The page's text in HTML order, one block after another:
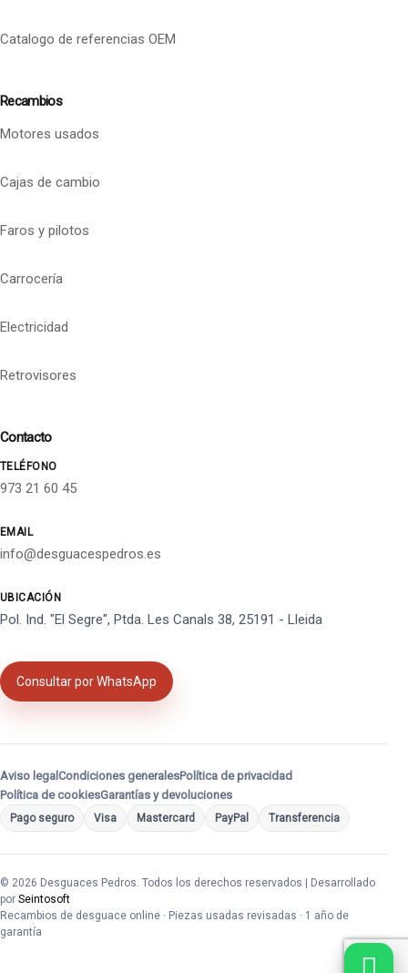
Catalogo de referencias OEM
Recambios
Motores usados
Cajas de cambio
Faros y pilotos
Carrocería
Electricidad
Retrovisores
Contacto
TELÉFONO
973 21 60 45
EMAIL
info@desguacespedros.es
UBICACIÓN
Pol. Ind. "El Segre", Ptda. Les Canals 38, 25191 - Lleida
Consultar por WhatsApp
Aviso legal Condiciones generalesPolítica de privacidad
Política de cookiesGarantías y devoluciones
Pago seguro Visa Mastercard PayPal Transferencia
© 2026 Desguaces Pedros. Todos los derechos reservados | Desarrollado
por Seintosoft
Recambios de desguace online · Piezas usadas revisadas · 1 año de
garantía